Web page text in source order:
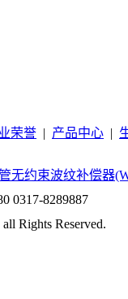
荣誉 | 产品中心 |
无约束波纹补偿器
0317-8289887
Rights Reserved.